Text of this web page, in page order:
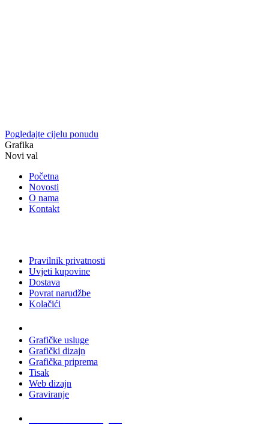
Pogledajte cijelu ponudu
Grafika
Novi val
Početna
Novosti
O nama
Kontakt
Pravilnik privatnosti
Uvjeti kupovine
Dostava
Povrat narudžbe
Kolačići
Grafičke usluge
Grafički dizajn
Grafička priprema
Tisak
Web dizajn
Graviranje